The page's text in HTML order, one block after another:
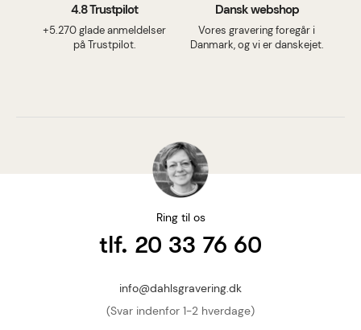
4.8 Trustpilot
+5.270 glade anmeldelser
på Trustpilot.
Dansk webshop
Vores gravering foregår i
Danmark, og vi er danskejet.
Ring til os
tlf. 20 33 76 60
info@dahlsgravering.dk
(Svar indenfor 1-2 hverdage)